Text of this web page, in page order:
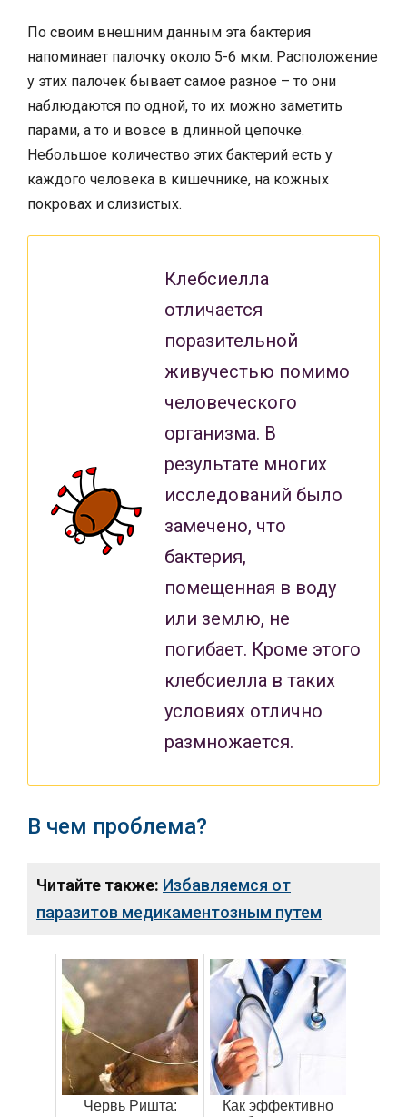
По своим внешним данным эта бактерия
напоминает палочку около 5-6 мкм. Расположение
у этих палочек бывает самое разное – то они
наблюдаются по одной, то их можно заметить
парами, а то и вовсе в длинной цепочке.
Небольшое количество этих бактерий есть у
каждого человека в кишечнике, на кожных
покровах и слизистых.
Клебсиелла
отличается
поразительной
живучестью помимо
человеческого
организма. В
результате многих
исследований было
замечено, что
бактерия,
помещенная в воду
или землю, не
погибает. Кроме этого
клебсиелла в таких
условиях отлично
размножается.
В чем проблема?
Читайте также: Избавляемся от
паразитов медикаментозным путем
Червь Ришта:
Как эффективно